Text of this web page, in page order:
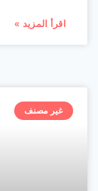
اقرأ المزيد »
غير مصنف